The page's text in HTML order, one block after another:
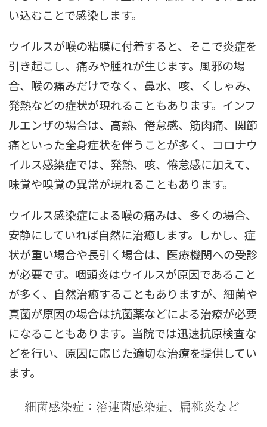
い込むことで感染します。
ウイルスが喉の粘膜に付着すると、そこで炎症を
引き起こし、痛みや腫れが生じます。風邪の場
合、喉の痛みだけでなく、鼻水、咳、くしゃみ、
発熱などの症状が現れることもあります。インフ
ルエンザの場合は、高熱、倦怠感、筋肉痛、関節
痛といった全身症状を伴うことが多く、コロナウ
イルス感染症では、発熱、咳、倦怠感に加えて、
味覚や嗅覚の異常が現れることもあります。
ウイルス感染症による喉の痛みは、多くの場合、
安静にしていれば自然に治癒します。しかし、症
状が重い場合や長引く場合は、医療機関への受診
が必要です。咽頭炎はウイルスが原因であること
が多く、自然治癒することもありますが、細菌や
真菌が原因の場合は抗菌薬などによる治療が必要
になることもあります。当院では迅速抗原検査な
どを行い、原因に応じた適切な治療を提供してい
ます。
細菌感染症：溶連菌感染症、扁桃炎など